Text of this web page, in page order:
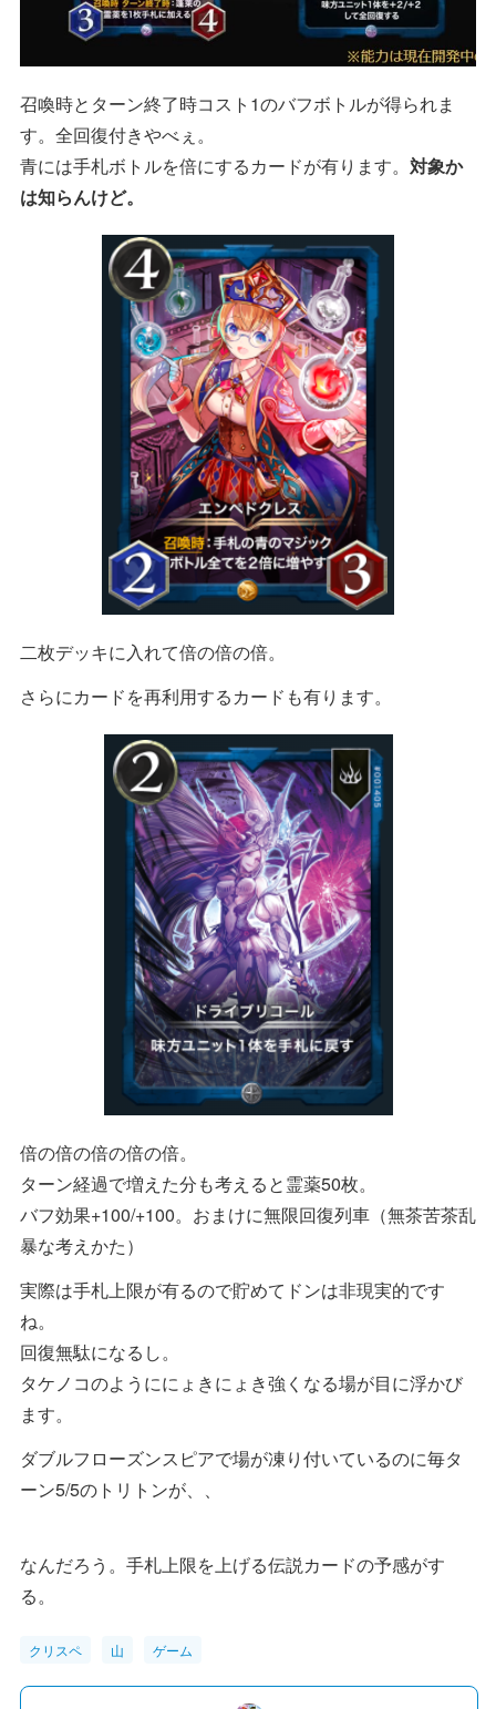
召喚時とターン終了時コスト1のバフボトルが得られま
す。全回復付きやべぇ。
青には手札ボトルを倍にするカードが有ります。 対象か
は知らんけど。
二枚デッキに入れて倍の倍の倍。
さらにカードを再利用するカードも有ります。
倍の倍の倍の倍の倍。
ターン経過で増えた分も考えると霊薬50枚。
バフ効果+100/+100。おまけに無限回復列車（無茶苦茶乱
暴な考えかた）
実際は手札上限が有るので貯めてドンは非現実的です
ね。
回復無駄になるし。
タケノコのようににょきにょき強くなる場が目に浮かび
ます。
ダブルフローズンスピアで場が凍り付いているのに毎タ
ーン5/5のトリトンが、、
なんだろう。手札上限を上げる伝説カードの予感がす
る。
クリスペ 山 ゲーム